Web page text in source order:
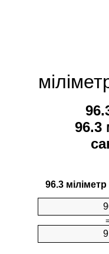
96.3
96.3